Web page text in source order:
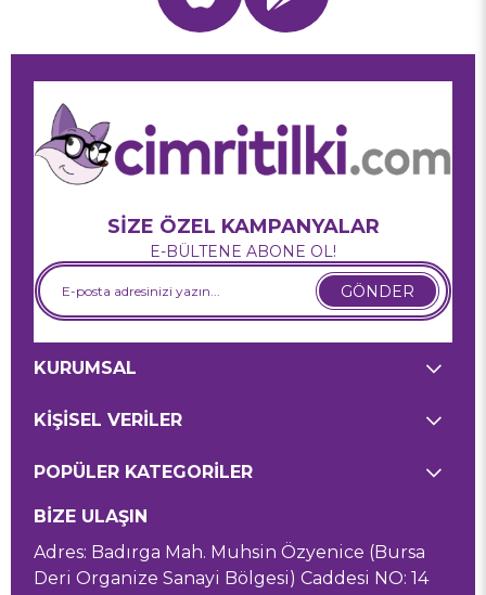
SİZE ÖZEL KAMPANYALAR
E-BÜLTENE ABONE OL!
GÖNDER
KURUMSAL
KİŞİSEL VERİLER
POPÜLER KATEGORİLER
BİZE ULAŞIN
Adres: Badırga Mah. Muhsin Özyenice (Bursa
Deri Organize Sanayi Bölgesi) Caddesi NO: 14